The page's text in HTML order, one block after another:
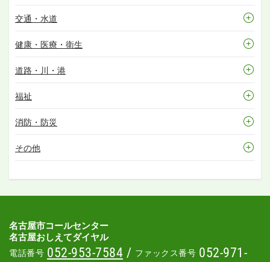
交通・水道
健康・医療・衛生
道路・川・港
福祉
消防・防災
その他
名古屋市コールセンター
名古屋おしえてダイヤル
電話番号 052-953-7584 / ファックス番号 052-971-